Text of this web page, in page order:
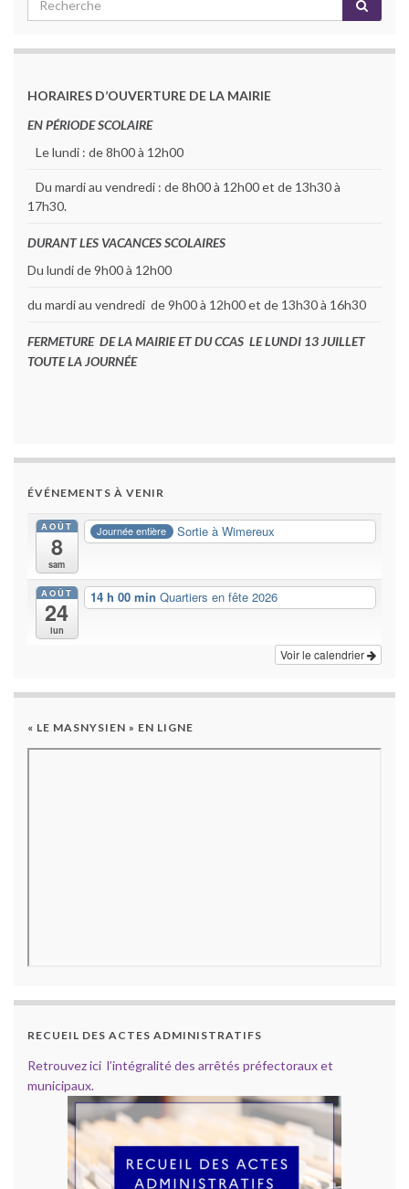
HORAIRES D’OUVERTURE DE LA MAIRIE
EN PÉRIODE SCOLAIRE
Le lundi : de 8h00 à 12h00
Du mardi au vendredi : de 8h00 à 12h00 et de 13h30 à
17h30.
DURANT LES VACANCES SCOLAIRES
Du lundi de 9h00 à 12h00
du mardi au vendredi de 9h00 à 12h00 et de 13h30 à 16h30
FERMETURE DE LA MAIRIE ET DU CCAS LE LUNDI 13 JUILLET
TOUTE LA JOURNÉE
ÉVÉNEMENTS À VENIR
AOÛT
8
sam
Journée entière Sortie à Wimereux
AOÛT
24
lun
14 h 00 min Quartiers en fête 2026
Voir le calendrier
« LE MASNYSIEN » EN LIGNE
RECUEIL DES ACTES ADMINISTRATIFS
Retrouvez ici l’intégralité des arrêtés préfectoraux et
municipaux.